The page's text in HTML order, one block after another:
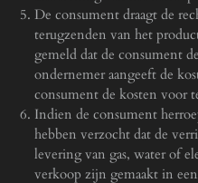
De consument draagt de
terugzenden van het
gemeld dat de consument
ondernemer aangeeft de
consument de kosten voor
Indien de consument
hebben verzocht dat de
levering van gas, water of
verkoop zijn gemaakt in